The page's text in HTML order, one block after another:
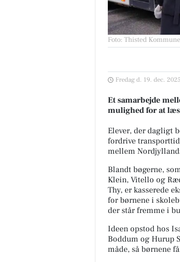
Foto: Thisted Kommune
Fredag d. 19. dec.
Et samarbejde
mulighed for at
Elever, der dagligt
fordrive
mellem
Blandt bøgerne,
Klein, Vitello og
Thy, er kasserede
for børnene i
der står fremme i
Ideen opstod hos
Boddum og Hurup
måde, så børnene